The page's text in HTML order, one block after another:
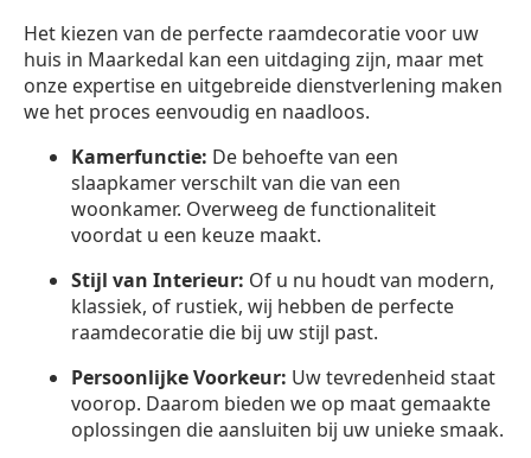
Het kiezen van de perfecte raamdecoratie voor uw
huis in Maarkedal kan een uitdaging zijn, maar met
onze expertise en uitgebreide dienstverlening maken
we het proces eenvoudig en naadloos.
Kamerfunctie: De behoefte van een
slaapkamer verschilt van die van een
woonkamer. Overweeg de functionaliteit
voordat u een keuze maakt.
Stijl van Interieur: Of u nu houdt van modern,
klassiek, of rustiek, wij hebben de perfecte
raamdecoratie die bij uw stijl past.
Persoonlijke Voorkeur: Uw tevredenheid staat
voorop. Daarom bieden we op maat gemaakte
oplossingen die aansluiten bij uw unieke smaak.